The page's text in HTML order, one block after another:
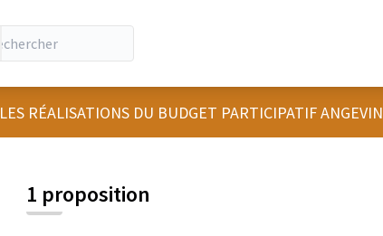
LES RÉALISATIONS DU BUDGET PARTICIPATIF ANGEVIN
1 proposition